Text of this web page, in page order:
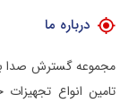
درباره ما
تامین انواع تجهیزات